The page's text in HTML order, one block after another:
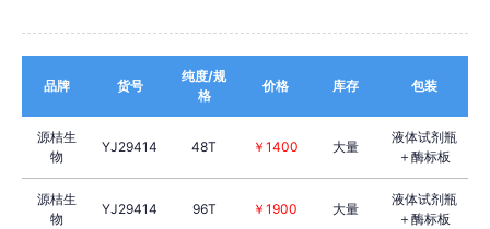
品牌 货号
纯度/规
格
价格 库存 包装
源桔生
物
YJ29414 48T ￥1400 大量
液体试剂瓶
＋酶标板
源桔生
物
YJ29414 96T ￥1900 大量
液体试剂瓶
＋酶标板